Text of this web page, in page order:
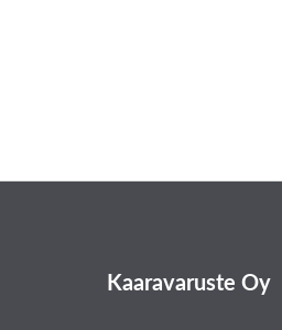
Kaaravaruste Oy